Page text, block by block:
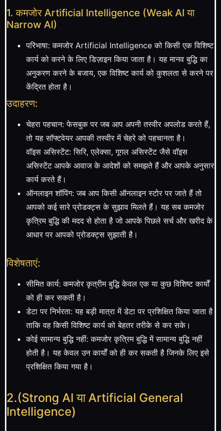
1. कमजोर Artificial Intelligence (Weak AI या
Narrow AI)
परिभाषा: कमजोर Artificial Intelligence को किसी एक विशिष्ट
कार्य को करने के लिए डिज़ाइन किया जाता है। यह मानव बुद्धि का
अनुकरण करने के बजाय, एक विशिष्ट कार्य को कुशलता से करने पर
केंद्रित होता है।
उदाहरण:
चेहरा पहचान: फेसबुक पर जब आप अपनी तस्वीर अपलोड करते हैं,
तो यह सॉफ्टवेयर आपकी तस्वीर में चेहरे को पहचानता है।
वॉइस असिस्टेंट: सिरि, एलेक्सा, गूगल असिस्टेंट जैसे वॉइस
असिस्टेंट आपके आवाज के आदेशों को समझते हैं और आपके अनुसार
कार्य करते हैं।
ऑनलाइन शॉपिंग: जब आप किसी ऑनलाइन स्टोर पर जाते हैं तो
आपको कई सारे प्रोडक्ट्स के सुझाव मिलते हैं। यह सब कमजोर
कृत्रिम बुद्धि की मदद से होता है जो आपके पिछले सर्च और खरीद के
आधार पर आपको प्रोडक्ट्स सुझाती है।
विशेषताएं:
सीमित कार्य: कमजोर कृत्रीम बुद्धि केवल एक या कुछ विशिष्ट कार्यों
को ही कर सकती है।
डेटा पर निर्भरता: यह बड़ी मात्रा में डेटा पर प्रशिक्षित किया जाता है
ताकि वह किसी विशिष्ट कार्य को बेहतर तरीके से कर सके।
कोई सामान्य बुद्धि नहीं: कमजोर कृत्रिम बुद्धि में सामान्य बुद्धि नहीं
होती है। यह केवल उन कार्यों को ही कर सकती है जिनके लिए इसे
प्रशिक्षित किया गया है।
2.(Strong AI या Artificial General
Intelligence)